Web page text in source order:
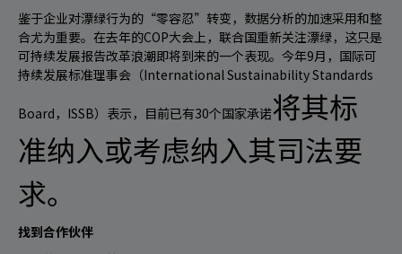
鉴于企业对漂绿行为的“零容忍”转变，数据分析的加速采用和整
合尤为重要。在去年的COP大会上，联合国重新关注漂绿，这只是
可持续发展报告改革浪潮即将到来的一个表现。今年9月，国际可
持续发展标准理事会（International Sustainability Standards
Board，ISSB）表示，目前已有30个国家承诺将其标
准纳入或考虑纳入其司法要
求。
找到合作伙伴